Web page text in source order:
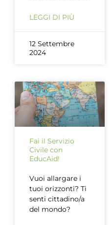
LEGGI DI PIÙ
12 Settembre
2024
Fai il Servizio
Civile con
EducAid!
Vuoi allargare i
tuoi orizzonti? Ti
senti cittadino/a
del mondo?